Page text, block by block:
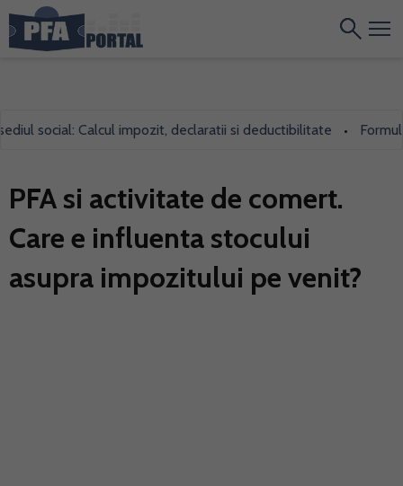
social: Calcul impozit, declaratii si deductibilitate •
PFA si activitate de comert.
Care e influenta stocului
asupra impozitului pe venit?